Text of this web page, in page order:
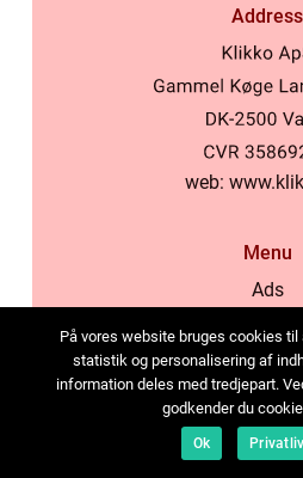
Address
web:
Menu
Ads
Cookies
Contact
Sitemap
På vores website bruges cookies
statistik og personalisering af
information deles med tredjepart.
godkender du
Ok